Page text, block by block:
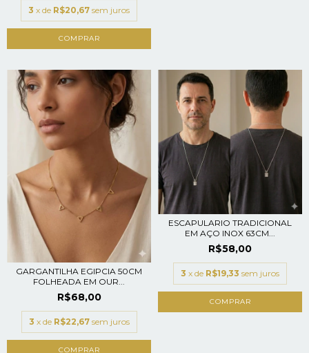
3 x de R$20,67 sem juros
GARGANTILHA EGIPCIA 50CM
FOLHEADA EM OUR...
R$68,00
3 x de R$22,67 sem juros
ESCAPULARIO TRADICIONAL
EM AÇO INOX 63CM...
R$58,00
3 x de R$19,33 sem juros
COMPRAR